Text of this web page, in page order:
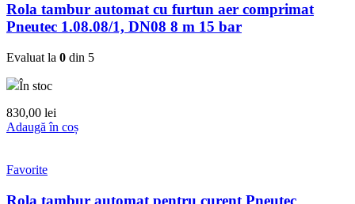
Rola tambur automat cu furtun aer comprimat
Pneutec 1.08.08/1, DN08 8 m 15 bar
Evaluat la 0 din 5
În stoc
830,00 lei
Adaugă în coș
Favorite
Rola tambur automat pentru curent Pneutec